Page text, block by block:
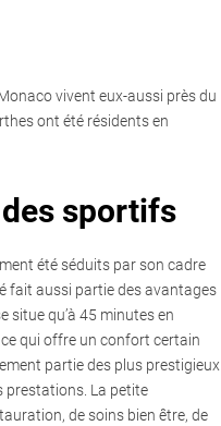
vivent eux-aussi près du
ont été résidents en
sportifs
été séduits par son cadre
fait aussi partie des avantages
situe qu’à 45 minutes en
ce qui offre un confort certain
partie des plus prestigieux
prestations. La petite
de soins bien être, de